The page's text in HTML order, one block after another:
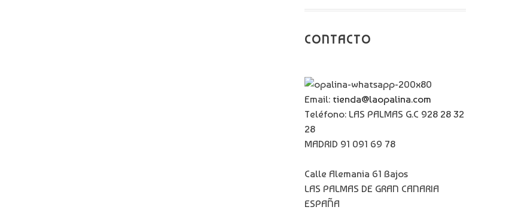
CONTACTO
Email: tienda@laopalina.com
Teléfono: LAS PALMAS G.C 928 28 32
28
MADRID 91 091 69 78
Calle Alemania 61 Bajos
LAS PALMAS DE GRAN CANARIA
ESPAÑA